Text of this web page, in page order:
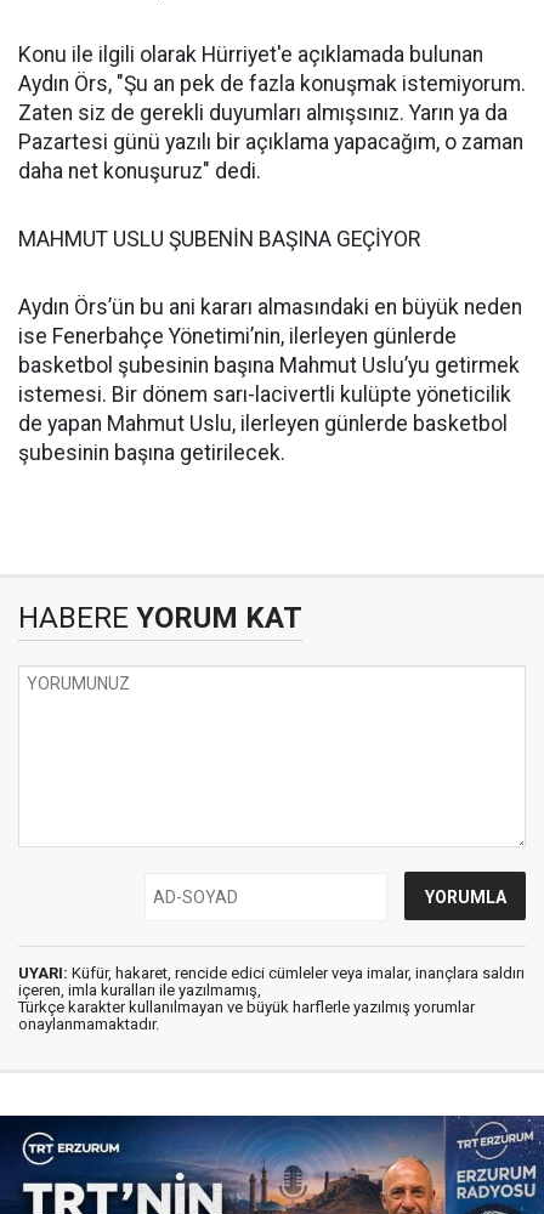
Konu ile ilgili olarak Hürriyet'e açıklamada bulunan
Aydın Örs, "Şu an pek de fazla konuşmak istemiyorum.
Zaten siz de gerekli duyumları almışsınız. Yarın ya da
Pazartesi günü yazılı bir açıklama yapacağım, o zaman
daha net konuşuruz" dedi.
MAHMUT USLU ŞUBENİN BAŞINA GEÇİYOR
Aydın Örs’ün bu ani kararı almasındaki en büyük neden
ise Fenerbahçe Yönetimi’nin, ilerleyen günlerde
basketbol şubesinin başına Mahmut Uslu’yu getirmek
istemesi. Bir dönem sarı-lacivertli kulüpte yöneticilik
de yapan Mahmut Uslu, ilerleyen günlerde basketbol
şubesinin başına getirilecek.
HABERE YORUM KAT
UYARI: Küfür, hakaret, rencide edici cümleler veya imalar, inançlara saldırı
içeren, imla kuralları ile yazılmamış,
Türkçe karakter kullanılmayan ve büyük harflerle yazılmış yorumlar
onaylanmamaktadır.